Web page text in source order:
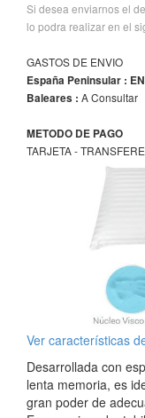
Si desea enviarnos el
lo podra realizar en el
GASTOS DE ENVIO
España Peninsular :
Baleares : A Consultar
METODO DE PAGO
TARJETA -
Ver características
Desarrollada con
lenta memoria, es
gran poder de